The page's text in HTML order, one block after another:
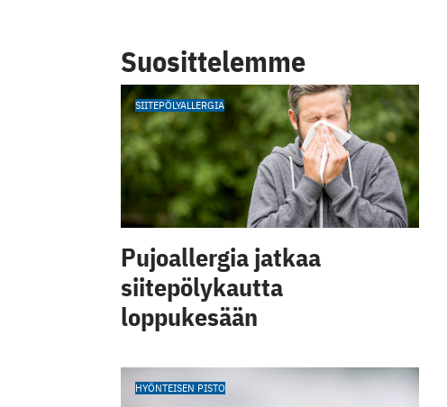
Suosittelemme
SIITEPÖLYALLERGIA
Pujoallergia jatkaa
siitepölykautta
loppukesään
HYÖNTEISEN PISTO